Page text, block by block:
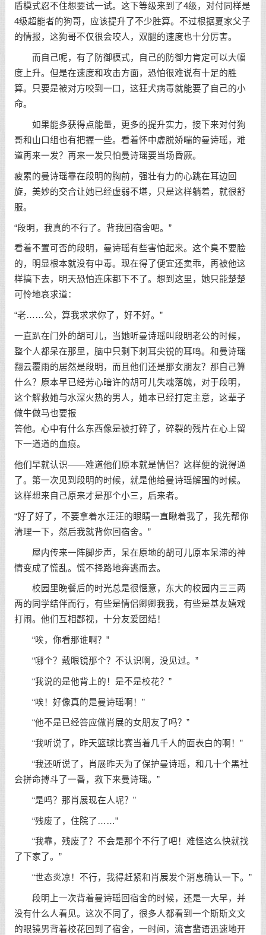
盾模式忍不住想要试一试。这下等级来到了4级，对付同样是
4级超能者的狗哥，应该提升了不少胜算。不过根据夏家父子
的情报，这狗哥不仅很会咬人，双腿的速度也十分厉害。
而自己呢，有了防御模式，自己的防御力肯定可以大幅
度上升。但是在速度和攻击方面，恐怕很难说有十足的胜
算。只要是被对方咬到一口，这狂犬病毒就能要了自己的小
命。
如果能多获得点能量，更多的提升实力，接下来对付狗
哥和山口组也有把握一些。看着怀中虚脱娇喘的曼诗瑶，难
道再来一发？再来一发只怕曼诗瑶要当场昏厥。
疲累的曼诗瑶靠在段明的胸前，强壮有力的心跳在耳边回
旋，美妙的交合让她已经虚弱不堪，只是这样躺着，就很舒
服。
“段明，我真的不行了。背我回宿舍吧。”
看着不置可否的段明，曼诗瑶有些害怕起来。这个臭不要脸
的，明显根本就没有中毒。现在得了便宜还卖乖，再被他这
样搞下去，明天恐怕连床都下不了。想到这里，她只能楚楚
可怜地哀求道：
“老……公，算我求求你了，好不好。”
一直趴在门外的胡可儿，当她听曼诗瑶叫段明老公的时候，
整个人都呆在那里，脑中只剩下刺耳尖锐的耳鸣。和曼诗瑶
翻云覆雨的居然是段明，而且他们还是那女朋友？那自己算
什么？原本早已经芳心暗许的胡可儿失魂落魄，对于段明，
这个解救她与水深火热的男人，她本已经打定主意，这辈子
做牛做马也要报
答他。心中有什么东西像是被打碎了，碎裂的残片在心上留
下一道道的血痕。
他们早就认识——难道他们原本就是情侣？这样便的说得通
了。第一次见到段明的时候，就是他给曼诗瑶解围的时候。
这样想来自己原来才是那个小三，后来者。
“好了好了，不要拿着水汪汪的眼睛一直瞅着我了，我先帮你
清理一下，然后我就背你回宿舍。”
屋内传来一阵脚步声，呆在原地的胡可儿原本呆滞的神
情变成了慌乱。慌不择路地奔逃而去。
校园里晚餐后的时光总是很惬意，东大的校园内三三两
两的同学结伴而行，有些是情侣卿卿我我，有些是基友嬉戏
打闹。他们互相鄙视，十分友爱团结！
“唉，你看那谁啊？”
“哪个？戴眼镜那个？不认识啊，没见过。”
“我说的是他背上的！是不是校花？”
“唉！好像真的是曼诗瑶啊！”
“他不是已经答应做肖展的女朋友了吗？”
“我听说了，昨天篮球比赛当着几千人的面表白的啊！”
“我还听说了，肖展昨天为了保护曼诗瑶，和几十个黑社
会拼命搏斗了一番，救下来曼诗瑶。”
“是吗？那肖展现在人呢？”
“残废了，住院了……”
“我靠，残废了？不会是那个不行了吧！难怪这么快就找
了下家了。”
“世态炎凉！不行，我得赶紧和肖展发个消息确认一下。”
段明上一次背着曼诗瑶回宿舍的时候，还是一大早，并
没有什么人看见。这次不同了，很多人都看到一个斯斯文文
的眼镜男背着校花回到了宿舍，一时间，流言蜚语迅速地开